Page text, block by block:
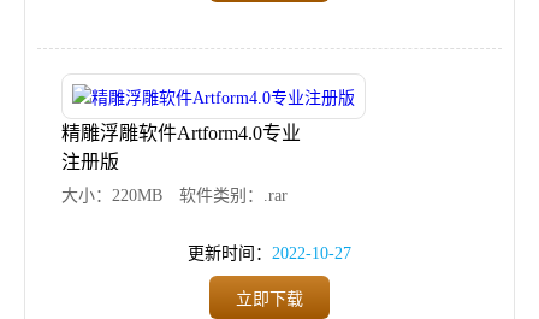
精雕浮雕软件Artform4.0专业
注册版
大小：220MB 软件类别：.rar
更新时间： 2022-10-27
立即下载